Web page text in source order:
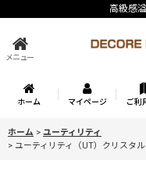
高級感
メニュー
ホーム マイページ ご利
ホーム > ユーティリティ
> ユーティリティ（UT）クリスタ